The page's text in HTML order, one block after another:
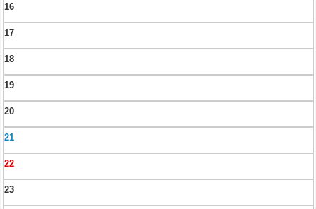
16
17
18
19
20
21
22
23